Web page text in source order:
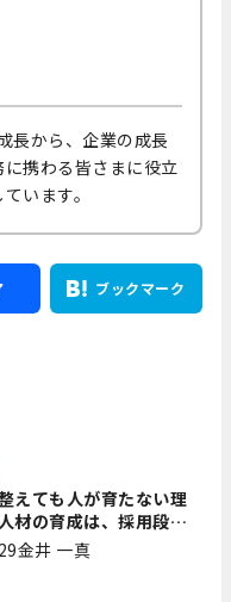
長から、企業の成長
携わる皆さまに役立
います。
ブックマーク
整えても人が育たない理
材の育成は、採用段階
ている｜プレシャスパ
金井 一真